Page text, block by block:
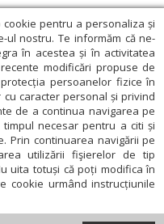
pentru a personaliza și
nostru. Te informăm că ne-
în acestea și în activitatea
modificări propuse de
protecția persoanelor fizice în
caracter personal și privind
de a continua navigarea pe
necesar pentru a citi și
Prin continuarea navigării pe
utilizării fişierelor de tip
uita totuși că poți modifica în
cookie urmând instrucțiunile